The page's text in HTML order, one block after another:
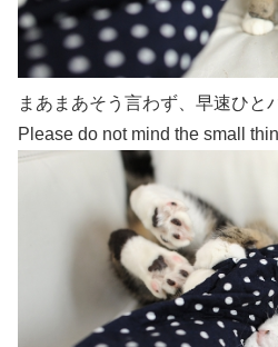
まあまあそう言わず、早速ひと
Please do not mind the small